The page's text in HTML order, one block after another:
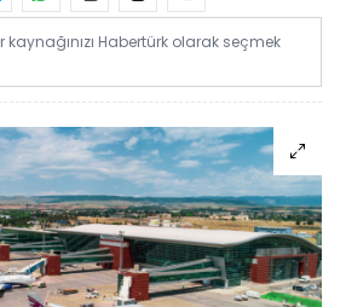
Habertürk olarak seçmek